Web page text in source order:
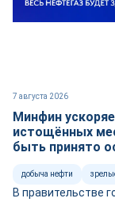
7 августа 2026
Минфин
истощённых
быть принято
добыча нефти
В правительстве